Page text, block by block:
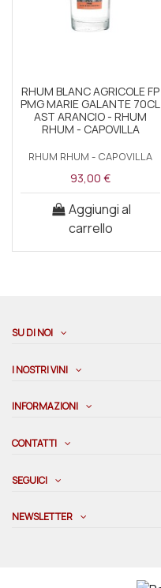
RHUM BLANC AGRICOLE FP
PMG MARIE GALANTE 70CL
AST ARANCIO - RHUM
RHUM - CAPOVILLA
RHUM RHUM - CAPOVILLA
93,00 €
Aggiungi al
carrello
SU DI NOI
I NOSTRI VINI
INFORMAZIONI
CONTATTI
SEGUICI
NEWSLETTER